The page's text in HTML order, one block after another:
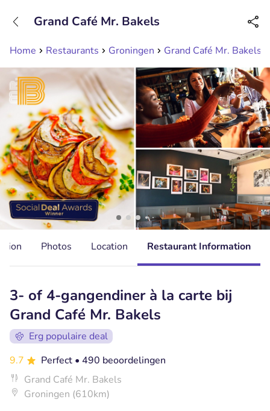
Available until 23:00
Home Restaurants Groningen Grand Café Mr. Bakels
Grand Café Mr. Bakels
Photos Location Restaurant Information
3- of 4-gangendiner à la carte bij
Grand Café Mr. Bakels
Erg populaire deal
9.7
Perfect • 490 beoordelingen
Grand Café Mr. Bakels
Groningen (610km)